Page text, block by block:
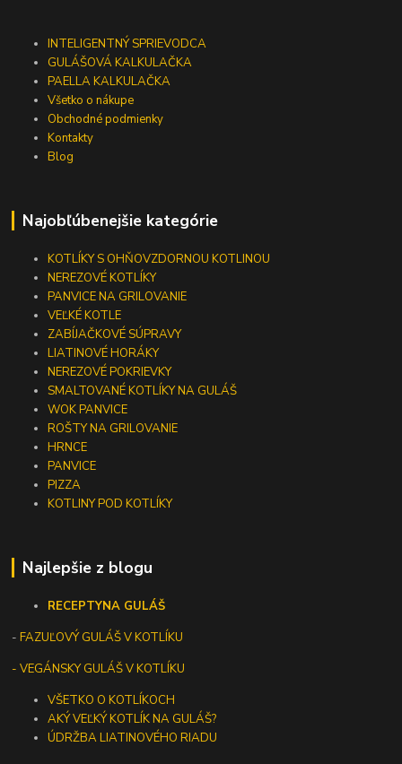
INTELIGENTNÝ SPRIEVODCA
GULÁŠOVÁ KALKULAČKA
PAELLA KALKULAČKA
Všetko o nákupe
Obchodné podmienky
Kontakty
Blog
Najobľúbenejšie kategórie
KOTLÍKY S OHŇOVZDORNOU KOTLINOU
NEREZOVÉ KOTLÍKY
PANVICE NA GRILOVANIE
VEĽKÉ KOTLE
ZABÍJAČKOVÉ SÚPRAVY
LIATINOVÉ HORÁKY
NEREZOVÉ POKRIEVKY
SMALTOVANÉ KOTLÍKY NA GULÁŠ
WOK PANVICE
ROŠTY NA GRILOVANIE
HRNCE
PANVICE
PIZZA
KOTLINY POD KOTLÍKY
Najlepšie z blogu
RECEPTYNA GULÁŠ
-FAZUĽOVÝ GULÁŠ V KOTLÍKU
- VEGÁNSKY GULÁŠ V KOTLÍKU
VŠETKO O KOTLÍKOCH
AKÝ VEĽKÝ KOTLÍK NA GULÁŠ?
ÚDRŽBA LIATINOVÉHO RIADU